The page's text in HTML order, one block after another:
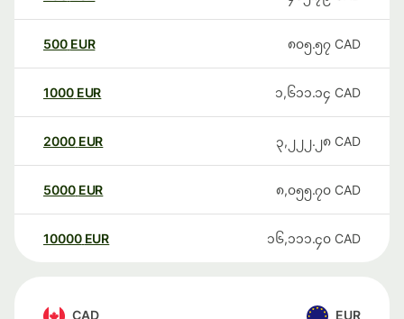
500 EUR ၈၀၅.၅၇ CAD
1000 EUR ၁,၆၁၁.၁၄ CAD
2000 EUR ၃,၂၂၂.၂၈ CAD
5000 EUR ၈,၀၅၅.၇၀ CAD
10000 EUR ၁၆,၁၁၁.၄၀ CAD
CAD EUR